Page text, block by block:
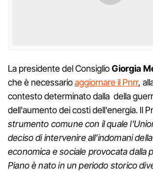
La presidente del ConsiglioGiorgia
che è necessarioaggiornare il Pnrr,
contesto determinato dalla della
dell'aumento dei costi dell'energia. Il
strumento comune con il quale
deciso di intervenire all'indomani
economica e sociale provocata dalla
Piano è nato in un periodo storico